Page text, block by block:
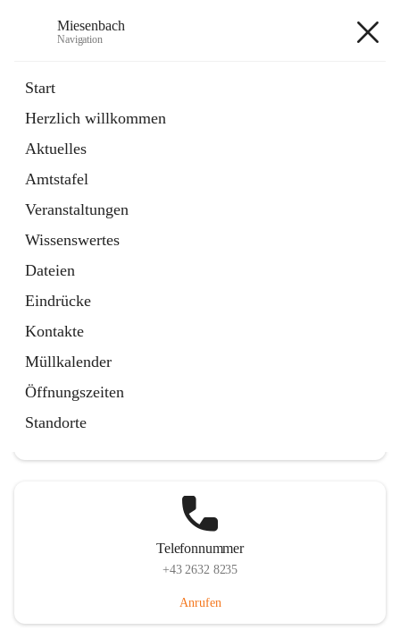
Miesenbach
Navigation
Start
Herzlich willkommen
Aktuelles
Amtstafel
Veranstaltungen
Wissenswertes
Dateien
Eindrücke
Kontakte
Müllkalender
Öffnungszeiten
Standorte
Externe Webseite
in
Tab
Region Schneebergland
Externe Webseite
öffnet
in
neuem
Tab
Telefonnummer
+43 2632 8235
Anrufen